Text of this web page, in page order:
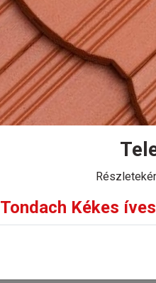
Tondach Kékes